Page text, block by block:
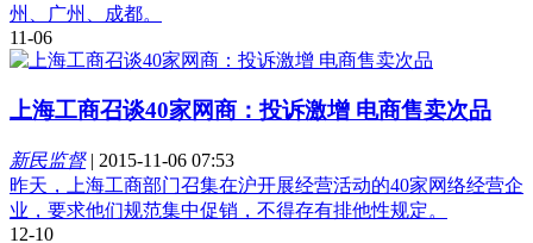
州、广州、成都。
11-06
上海工商召谈40家网商：投诉激增 电商售卖次品
新民监督| 2015-11-06 07:53
昨天，上海工商部门召集在沪开展经营活动的40家网络经营企
业，要求他们规范集中促销，不得存有排他性规定。
12-10